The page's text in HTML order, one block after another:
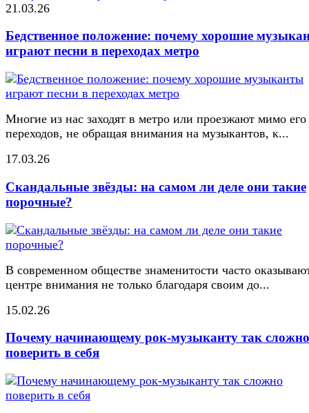
21.03.26
Бедственное положение: почему хорошие
играют песни в переходах метро
Многие из нас заходят в метро или проезжают мимо его
переходов, не обращая внимания на музыкантов, к...
17.03.26
Скандальные звёзды: на самом ли деле они такие
порочные?
В современном обществе знаменитости часто
центре внимания не только благодаря своим до...
15.02.26
Почему начинающему рок-музыканту так сложно
поверить в себя